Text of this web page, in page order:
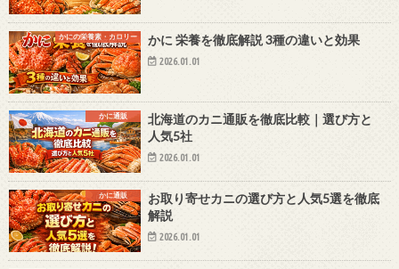
かにの栄養素・カロリー かに 栄養を徹底解説 3種の違いと効果
2026.01.01
かに通販
北海道のカニ通販を徹底比較｜選び方と
人気5社
2026.01.01
かに通販
お取り寄せカニの選び方と人気5選を徹底
解説
2026.01.01